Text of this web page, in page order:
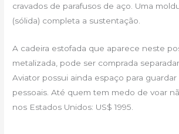
cravados de parafusos de aço. Uma
(sólida) completa a sustentação.
A cadeira estofada que aparece neste
metalizada, pode ser comprada
Aviator possui ainda espaço para
pessoais. Até quem tem medo de voar
nos Estados Unidos: US$ 1995.